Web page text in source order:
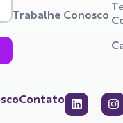
Trabalhe Conosco
Contato